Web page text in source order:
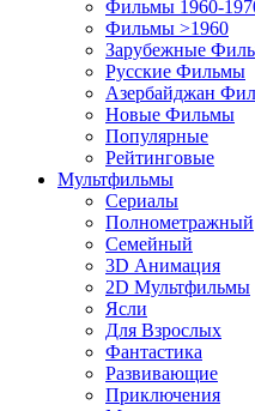
Фильмы 1960-
Фильмы >1960
Зарубежные
Русские Фильмы
Азербайджан
Новые Фильмы
Популярные
Рейтинговые
Мультфильмы
Сериалы
Полнометражный
Семейный
3D Анимация
2D Мультфильмы
Ясли
Для Взрослых
Фантастика
Развивающие
Приключения